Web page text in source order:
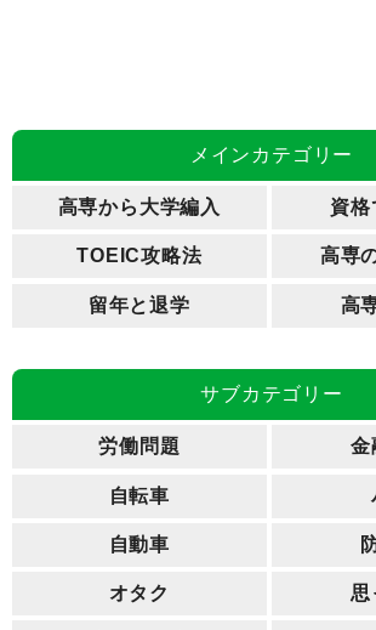
メインカテゴリー
高専から大学編入 資格
TOEIC攻略法 高専
留年と退学 高
サブカテゴリー
労働問題 金
自転車
自動車
オタク 思